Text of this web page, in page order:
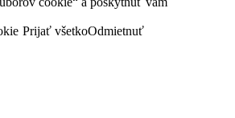
Prijať všetkoOdmietnuť